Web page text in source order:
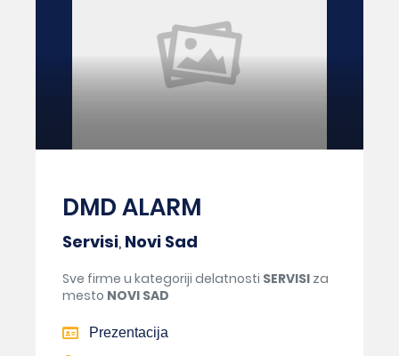
DMD ALARM
Servisi, Novi Sad
Sve firme u kategoriji delatnosti SERVISI za
mesto NOVI SAD
Prezentacija